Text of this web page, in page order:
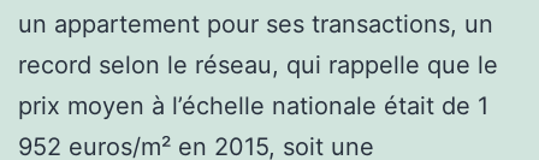
un appartement pour ses transactions, un
record selon le réseau, qui rappelle que le
prix moyen à l’échelle nationale était de 1
952 euros/m² en 2015, soit une